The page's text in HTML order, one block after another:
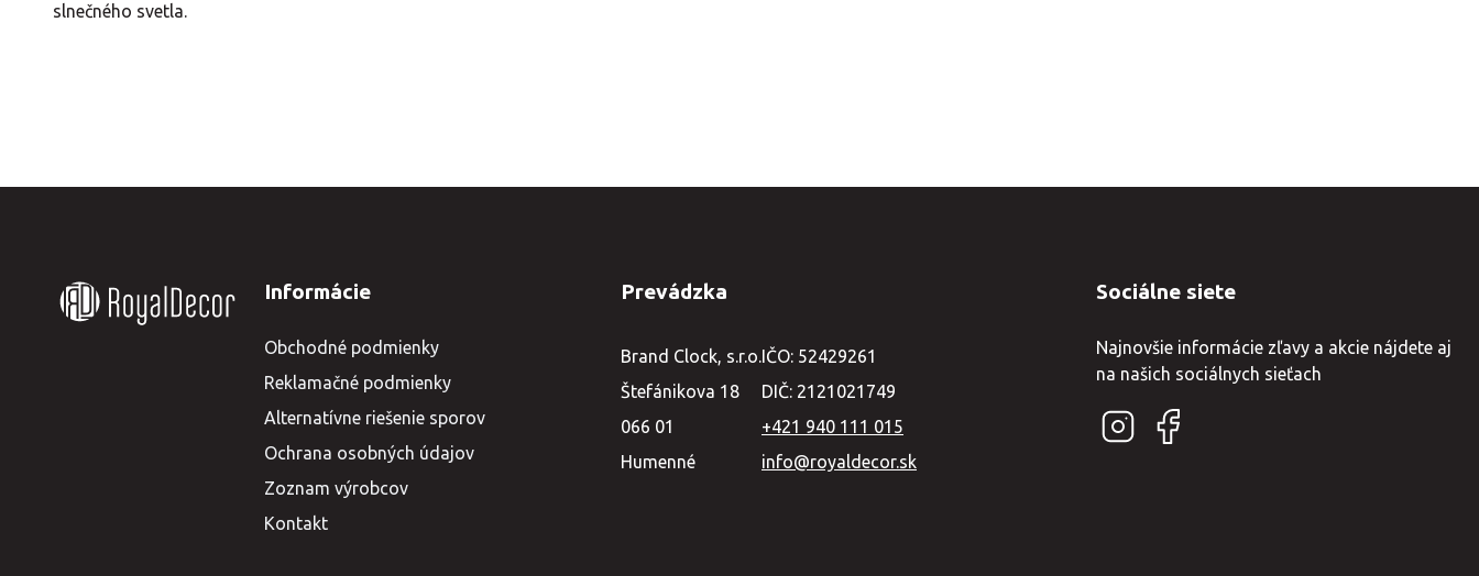
slnečného svetla.
Informácie
Obchodné podmienky
Reklamačné podmienky
Alternatívne riešenie sporov
Ochrana osobných údajov
Zoznam výrobcov
Kontakt
Prevádzka
Brand Clock, s.r.o.
Štefánikova 18
066 01
Humenné
IČO: 52429261
DIČ: 2121021749
+421 940 111 015
info@royaldecor.sk
Sociálne siete
Najnovšie informácie zľavy a akcie nájdete aj
na našich sociálnych sieťach